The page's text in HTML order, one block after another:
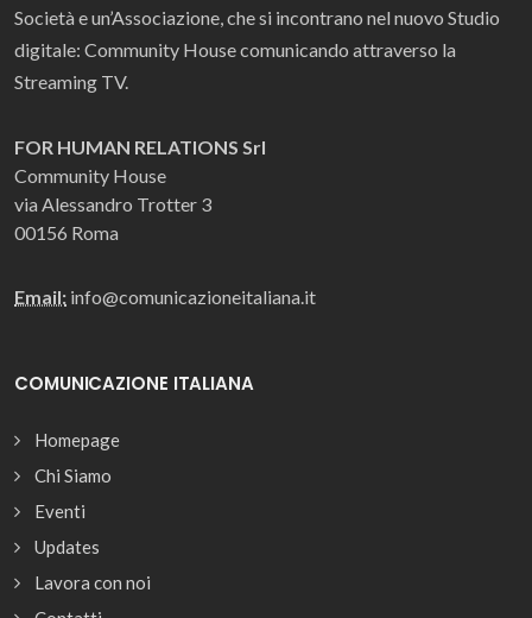
Società e un’Associazione, che si incontrano nel nuovo Studio
digitale: Community House comunicando attraverso la
Streaming TV.
FOR HUMAN RELATIONS Srl
Community House
via Alessandro Trotter 3
00156 Roma
Email: info@comunicazioneitaliana.it
COMUNICAZIONE ITALIANA
Homepage
Chi Siamo
Eventi
Updates
Lavora con noi